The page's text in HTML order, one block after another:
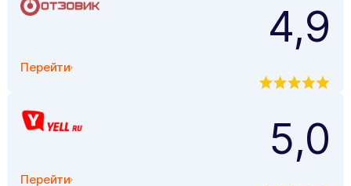
Перейти
4,9
Перейти
5,0